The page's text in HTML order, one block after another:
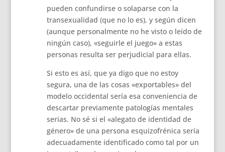
pueden confundirse o solaparse con la
transexualidad (que no lo es), y según dicen
(aunque personalmente no he visto o leído de
ningún caso), «seguirle el juego» a estas
personas resulta ser perjudicial para ellas.
Si esto es así, que ya digo que no estoy
segura, una de las cosas «exportables» del
modelo occidental sería esa conveniencia de
descartar previamente patologías mentales
serias. No sé si el «alegato de identidad de
género» de una persona esquizofrénica sería
adecuadamente identificado como tal por un